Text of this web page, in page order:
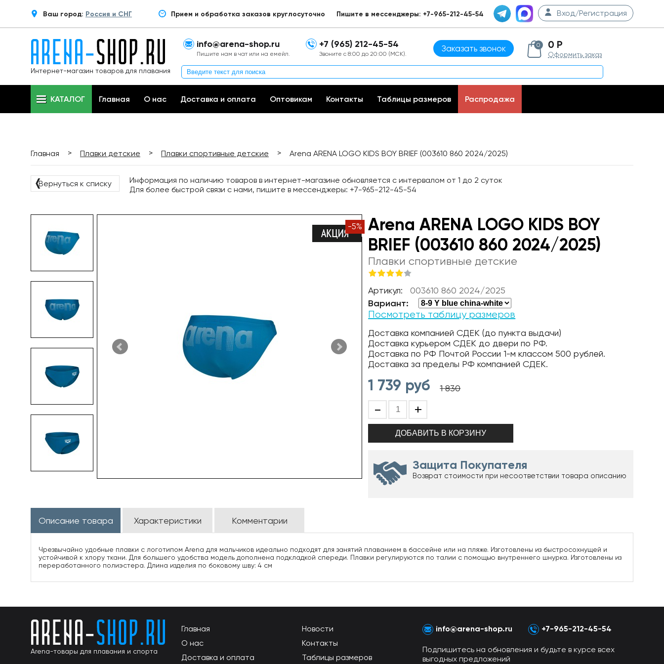
Ваш город: Россия и СНГ Прием и обработка заказов круглосуточно Пишите в мессенджеры: +7-965-212-45-54 Вход/Регистрация
Интернет-магазин товаров для плавания
info@arena-shop.ru
Пишите нам в чат или на емейл.
+7 (965) 212-45-54
Звоните с 8:00 до 20:00 (МСК).
Заказать звонок 0 0 Р
Оформить заказ
КАТАЛОГ Главная О нас Доставка и оплата Оптовикам Контакты Таблицы размеров Распродажа
Главная > Плавки детские > Плавки спортивные детские > Arena ARENA LOGO KIDS BOY BRIEF (003610 860 2024/2025)
❬Вернуться к списку
Информация по наличию товаров в интернет-магазине обновляется с интервалом от 1 до 2 суток
Для более быстрой связи с нами, пишите в мессенджеры: +7-965-212-45-54
-5%
Arena ARENA LOGO KIDS BOY
BRIEF (003610 860 2024/2025)
Плавки спортивные детские
Артикул: 003610 860 2024/2025
Вариант:
Посмотреть таблицу размеров
Доставка компанией СДЕК (до пункта выдачи)
Доставка курьером СДЕК до двери по РФ.
Доставка по РФ Почтой России 1-м классом 500 рублей.
Доставка за пределы РФ компанией СДЕК.
1 739 руб 1 830
- +
Защита Покупателя
Возврат стоимости при несоответствии товара описанию
Описание товара Характеристики Комментарии
Чрезвычайно удобные плавки с логотипом Arena для мальчиков идеально подходят для занятий плаванием в бассейне или на пляже. Изготовлены из быстросохнущей и
устойчивой к хлору ткани. Для большего удобства модель дополнена подкладкой спереди. Плавки регулируются по талии с помощью внутреннего шнурка. Изготовлены из
переработанного полиэстера. Длина изделия по боковому шву: 4 см
Arena-товары для плавания и спорта
Главная
О нас
Доставка и оплата
Новости
Контакты
Таблицы размеров
info@arena-shop.ru +7-965-212-45-54
Подпишитесь на обновления и будьте в курсе всех
выгодных предложений